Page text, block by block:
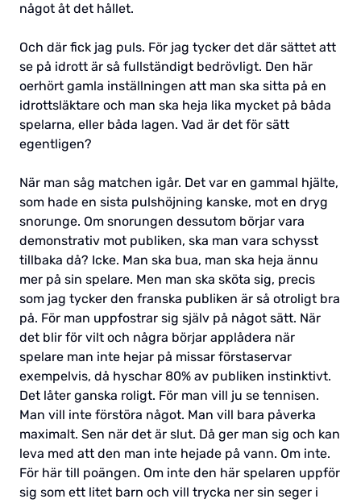
något åt det hållet.
Och där fick jag puls. För jag tycker det där sättet att
se på idrott är så fullständigt bedrövligt. Den här
oerhört gamla inställningen att man ska sitta på en
idrottsläktare och man ska heja lika mycket på båda
spelarna, eller båda lagen. Vad är det för sätt
egentligen?
När man såg matchen igår. Det var en gammal hjälte,
som hade en sista pulshöjning kanske, mot en dryg
snorunge. Om snorungen dessutom börjar vara
demonstrativ mot publiken, ska man vara schysst
tillbaka då? Icke. Man ska bua, man ska heja ännu
mer på sin spelare. Men man ska sköta sig, precis
som jag tycker den franska publiken är så otroligt bra
på. För man uppfostrar sig själv på något sätt. När
det blir för vilt och några börjar applådera när
spelare man inte hejar på missar förstaservar
exempelvis, då hyschar 80% av publiken instinktivt.
Det låter ganska roligt. För man vill ju se tennisen.
Man vill inte förstöra något. Man vill bara påverka
maximalt. Sen när det är slut. Då ger man sig och kan
leva med att den man inte hejade på vann. Om inte.
För här till poängen. Om inte den här spelaren uppför
sig som ett litet barn och vill trycka ner sin seger i